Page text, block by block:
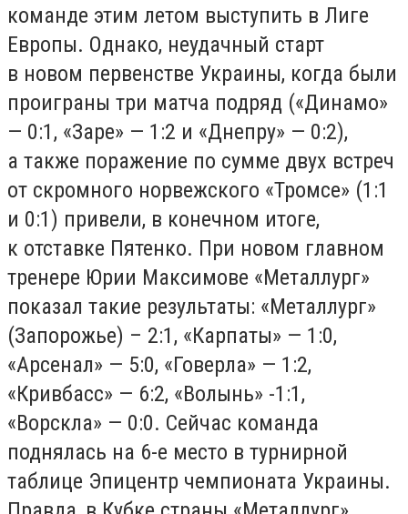
команде этим летом выступить в Лиге
Европы. Однако, неудачный старт
в новом первенстве Украины, когда были
проиграны три матча подряд («Динамо»
— 0:1, «Заре» — 1:2 и «Днепру» — 0:2),
а также поражение по сумме двух встреч
от скромного норвежского «Тромсе» (1:1
и 0:1) привели, в конечном итоге,
к отставке Пятенко. При новом главном
тренере Юрии Максимове «Металлург»
показал такие результаты: «Металлург»
(Запорожье) – 2:1, «Карпаты» — 1:0,
«Арсенал» — 5:0, «Говерла» — 1:2,
«Кривбасс» — 6:2, «Волынь» -1:1,
«Ворскла» — 0:0. Сейчас команда
поднялась на 6-е место в турнирной
таблице Эпицентр чемпионата Украины.